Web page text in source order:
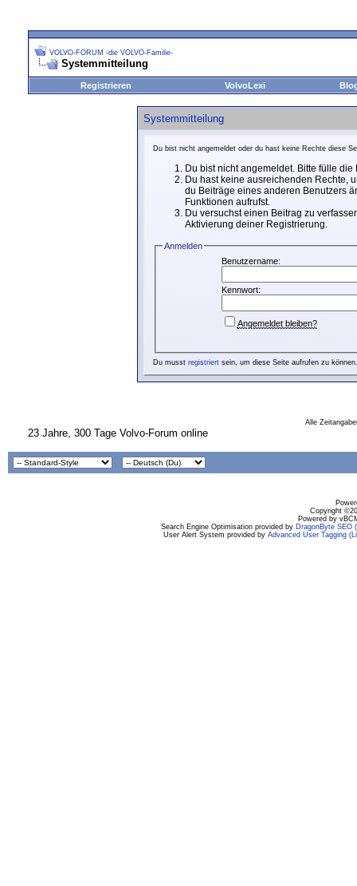
VOLVO-FORUM -die VOLVO-Familie-
Systemmitteilung
Registrieren VolvoLexi
Systemmitteilung
Du bist nicht angemeldet oder du hast keine Rechte diese
Du bist nicht angemeldet. Bitte fülle
Du hast keine ausreichenden Rechte,
du Beiträge eines anderen Benutzers
Funktionen aufrufst.
Du versuchst einen Beitrag zu
Aktivierung deiner Registrierung.
Anmelden
Benutzername:
Kennwort:
Angemeldet bleiben?
Du musst registriertsein, um diese Seite aufrufen zu können.
Alle
23 Jahre, 300 Tage Volvo-Forum online
Copyright
Powered by
Search Engine Optimisation provided by DragonByte SEO
User Alert System provided by Advanced User Tagging